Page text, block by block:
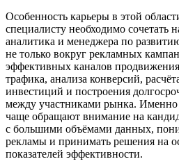
Особенность карьеры в этой
специалисту необходимо сочетать
аналитика и менеджера по
не только вокруг рекламных
эффективных каналов
трафика, анализа конверсий,
инвестиций и построения
между участниками рынка. Именно
чаще обращают внимание на
с большими объёмами данных,
рекламы и принимать решения на
показателей эффективности.